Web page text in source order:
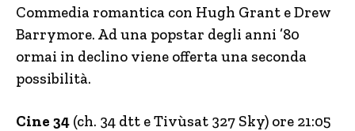
Commedia romantica con Hugh Grant e Drew
Barrymore. Ad una popstar degli anni ’80
ormai in declino viene offerta una seconda
possibilità.
Cine 34 (ch. 34 dtt e Tivùsat 327 Sky) ore 21:05